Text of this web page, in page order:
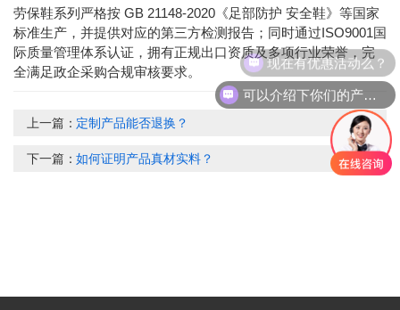
劳保鞋系列严格按 GB 21148-2020 《足部防护 安全鞋》等国家
标准生产，并提供对应的第三方检测报告；同时通过ISO9001 国
际质量管理体系认证，拥有正规出口资质及多项行业荣誉，完
全满足政企采购合规审核要求。
上一篇： 定制产品能否退换？
下一篇：如何证明产品真材实料？
可以介绍下你们的产品么？
现在有优惠活动么？